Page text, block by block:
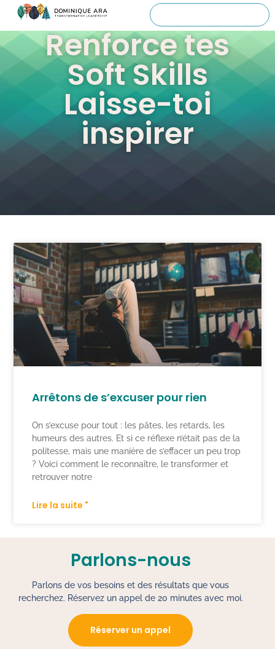
Renforce tes
Soft Skills
Laisse-toi
inspirer
Arrêtons de s’excuser pour rien
On s’excuse pour tout : les pâtes, les retards, les
humeurs des autres. Et si ce réflexe n’était pas de la
politesse, mais une manière de s’effacer un peu trop
? Voici comment le reconnaître, le transformer et
retrouver notre
Lire la suite "
Parlons-nous
Parlons de vos besoins et des résultats que vous
recherchez. Réservez un appel de 20 minutes avec moi.
Réserver un appel